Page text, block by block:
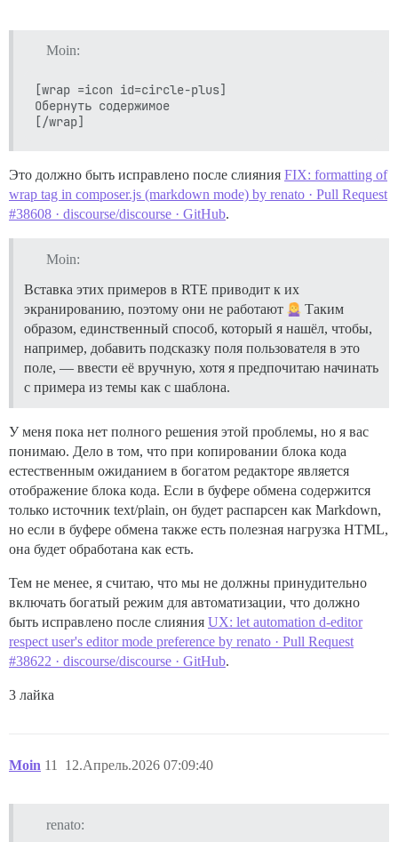
Moin:
[wrap =icon id=circle-plus]
Обернуть содержимое
Это должно быть исправлено после слияния FIX: formatting of
wrap tag in composer.js (markdown mode) by renato · Pull Request
#38608 · discourse/discourse · GitHub.
Moin:
Вставка этих примеров в RTE приводит к их
экранированию, поэтому они не работают
Таким
образом, единственный способ, который я нашёл, чтобы,
например, добавить подсказку поля пользователя в это
поле, — ввести её вручную, хотя я предпочитаю начинать
с примера из темы как с шаблона.
У меня пока нет полного решения этой проблемы, но я вас
понимаю. Дело в том, что при копировании блока кода
естественным ожиданием в богатом редакторе является
отображение блока кода. Если в буфере обмена содержится
только источник text/plain, он будет распарсен как Markdown,
но если в буфере обмена также есть полезная нагрузка HTML,
она будет обработана как есть.
Тем не менее, я считаю, что мы не должны принудительно
включать богатый режим для автоматизации, что должно
быть исправлено после слияния UX: let automation d-editor
respect user's editor mode preference by renato · Pull Request
#38622 · discourse/discourse · GitHub.
3 лайка
Moin 12.Апрель.2026 07:09:40
11
renato: